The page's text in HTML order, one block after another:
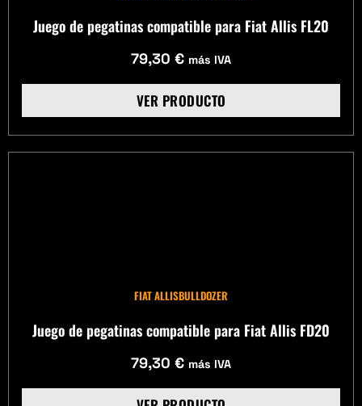
Juego de pegatinas compatible para Fiat Allis FL20
79,30 € más IVA
VER PRODUCTO
FIAT ALLISBULLDOZER
Juego de pegatinas compatible para Fiat Allis FD20
79,30 € más IVA